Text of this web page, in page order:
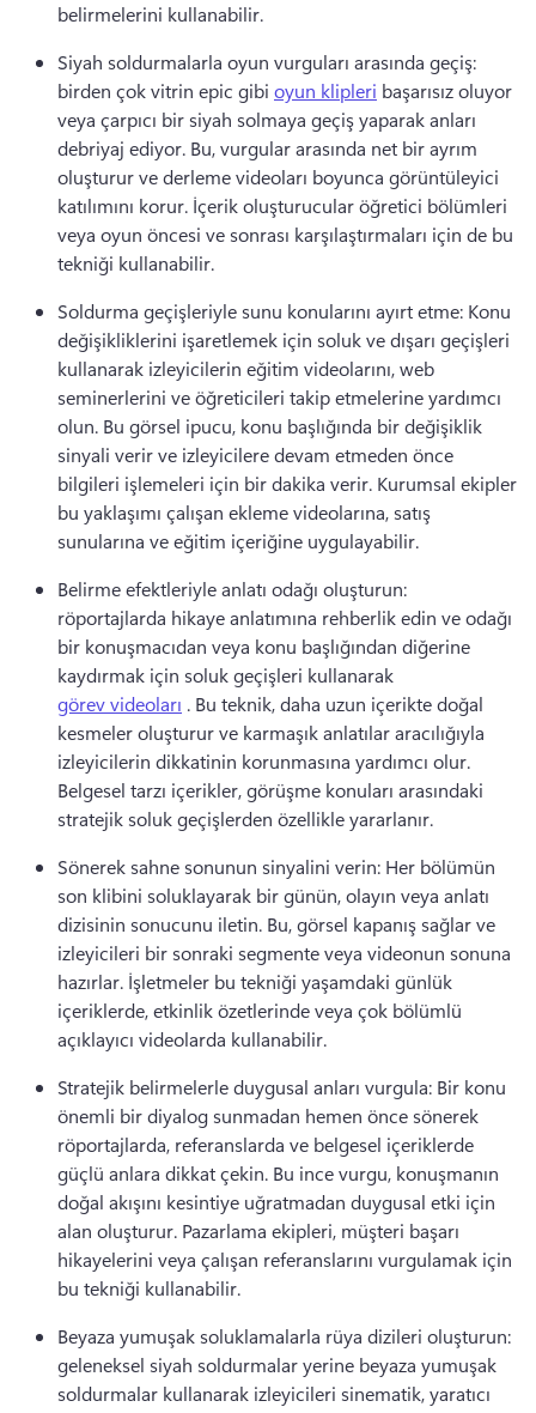
belirmelerini kullanabilir.
Siyah soldurmalarla oyun vurguları arasında geçiş:
birden çok vitrin epic gibi oyun klipleri başarısız oluyor
veya çarpıcı bir siyah solmaya geçiş yaparak anları
debriyaj ediyor. Bu, vurgular arasında net bir ayrım
oluşturur ve derleme videoları boyunca görüntüleyici
katılımını korur. İçerik oluşturucular öğretici bölümleri
veya oyun öncesi ve sonrası karşılaştırmaları için de bu
tekniği kullanabilir.
Soldurma geçişleriyle sunu konularını ayırt etme: Konu
değişikliklerini işaretlemek için soluk ve dışarı geçişleri
kullanarak izleyicilerin eğitim videolarını, web
seminerlerini ve öğreticileri takip etmelerine yardımcı
olun. Bu görsel ipucu, konu başlığında bir değişiklik
sinyali verir ve izleyicilere devam etmeden önce
bilgileri işlemeleri için bir dakika verir. Kurumsal ekipler
bu yaklaşımı çalışan ekleme videolarına, satış
sunularına ve eğitim içeriğine uygulayabilir.
Belirme efektleriyle anlatı odağı oluşturun:
röportajlarda hikaye anlatımına rehberlik edin ve odağı
bir konuşmacıdan veya konu başlığından diğerine
kaydırmak için soluk geçişleri kullanarak
görev videoları . Bu teknik, daha uzun içerikte doğal
kesmeler oluşturur ve karmaşık anlatılar aracılığıyla
Belgesel tarzı içerikler, görüşme konuları arasındaki
stratejik soluk geçişlerden özellikle yararlanır.
Sönerek sahne sonunun sinyalini verin: Her bölümün
son klibini soluklayarak bir günün, olayın veya anlatı
dizisinin sonucunu iletin. Bu, görsel kapanış sağlar ve
izleyicileri bir sonraki segmente veya videonun sonuna
hazırlar. İşletmeler bu tekniği yaşamdaki günlük
içeriklerde, etkinlik özetlerinde veya çok bölümlü
açıklayıcı videolarda kullanabilir.
Stratejik belirmelerle duygusal anları vurgula: Bir konu
önemli bir diyalog sunmadan hemen önce sönerek
röportajlarda, referanslarda ve belgesel içeriklerde
güçlü anlara dikkat çekin. Bu ince vurgu, konuşmanın
doğal akışını kesintiye uğratmadan duygusal etki için
alan oluşturur. Pazarlama ekipleri, müşteri başarı
hikayelerini veya çalışan referanslarını vurgulamak için
bu tekniği kullanabilir.
Beyaza yumuşak soluklamalarla rüya dizileri oluşturun:
geleneksel siyah soldurmalar yerine beyaza yumuşak
soldurmalar kullanarak izleyicileri sinematik, yaratıcı